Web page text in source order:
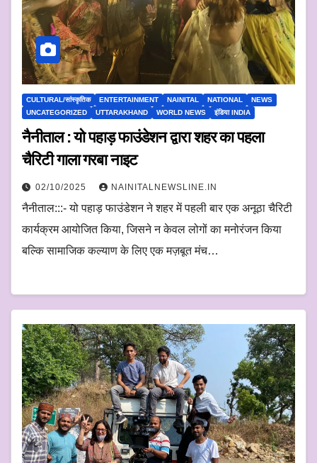
CULTURAL/सांस्कृतिक ENTERTAINMENT NAINITAL NATIONAL
NEWS
UNCATEGORIZED
UTTARAKHAND WORLD NEWS इंडिया INDIA
नैनीताल : यो पहाड़ फाउंडेशन द्वारा शहर का पहला
चैरिटी गाला गरबा नाइट
02/10/2025 NAINITALNEWSLINE.IN
नैनीताल:::- यो पहाड़ फाउंडेशन ने शहर में पहली बार एक अनूठा चैरिटी
कार्यक्रम आयोजित किया, जिसने न केवल लोगों का मनोरंजन किया
बल्कि सामाजिक कल्याण के लिए एक मज़बूत मंच…